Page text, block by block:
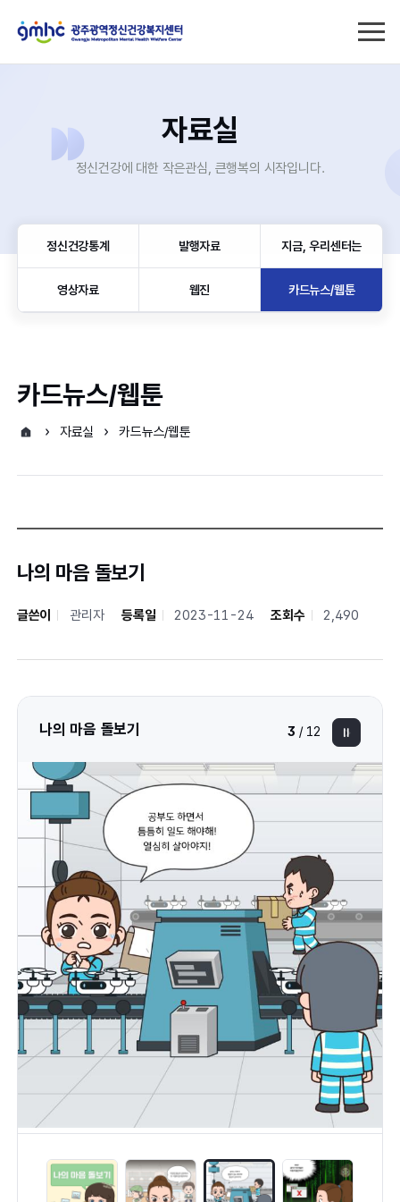
자료실
정신건강에 대한 작은관심, 큰행복의 시작입니다.
정신건강통계 발행자료 지금, 우리센터는
영상자료 웹진 카드뉴스/웹툰
카드뉴스/웹툰
자료실 카드뉴스/웹툰
나의 마음 돌보기
글쓴이 관리자 등록일 2023-11-24 조회수 2,490
나의 마음 돌보기 3 / 12